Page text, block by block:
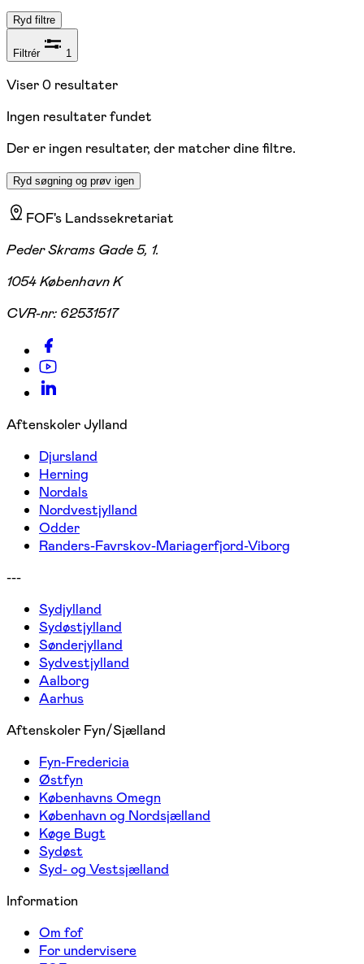
Ryd filtre
Filtrér 1
Viser0 resultater
Ingen resultater fundet
Der er ingen resultater, der matcher dine filtre.
Ryd søgning og prøv igen
FOF's Landssekretariat
Peder Skrams Gade 5, 1.
1054 København K
CVR-nr: 62531517
Aftenskoler Jylland
Djursland
Herning
Nordals
Nordvestjylland
Odder
Randers-Favrskov-Mariagerfjord-Viborg
---
Sydjylland
Sydøstjylland
Sønderjylland
Sydvestjylland
Aalborg
Aarhus
Aftenskoler Fyn/Sjælland
Fyn-Fredericia
Østfyn
Københavns Omegn
København og Nordsjælland
Køge Bugt
Sydøst
Syd- og Vestsjælland
Information
Om fof
For undervisere